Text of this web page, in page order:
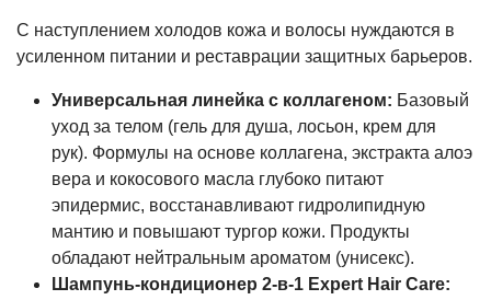
С наступлением холодов кожа и волосы нуждаются в
усиленном питании и реставрации защитных барьеров.
Универсальная линейка с коллагеном: Базовый
уход за телом (гель для душа, лосьон, крем для
рук). Формулы на основе коллагена, экстракта алоэ
вера и кокосового масла глубоко питают
эпидермис, восстанавливают гидролипидную
мантию и повышают тургор кожи. Продукты
обладают нейтральным ароматом (унисекс).
Шампунь-кондиционер 2-в-1 Expert Hair Care: